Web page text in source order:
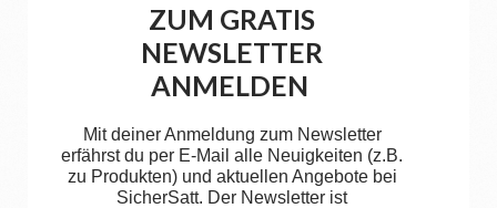
ZUM GRATIS
NEWSLETTER
ANMELDEN
Mit deiner Anmeldung zum Newsletter
erfährst du per E-Mail alle Neuigkeiten (z.B.
zu Produkten) und aktuellen Angebote bei
SicherSatt. Der Newsletter ist